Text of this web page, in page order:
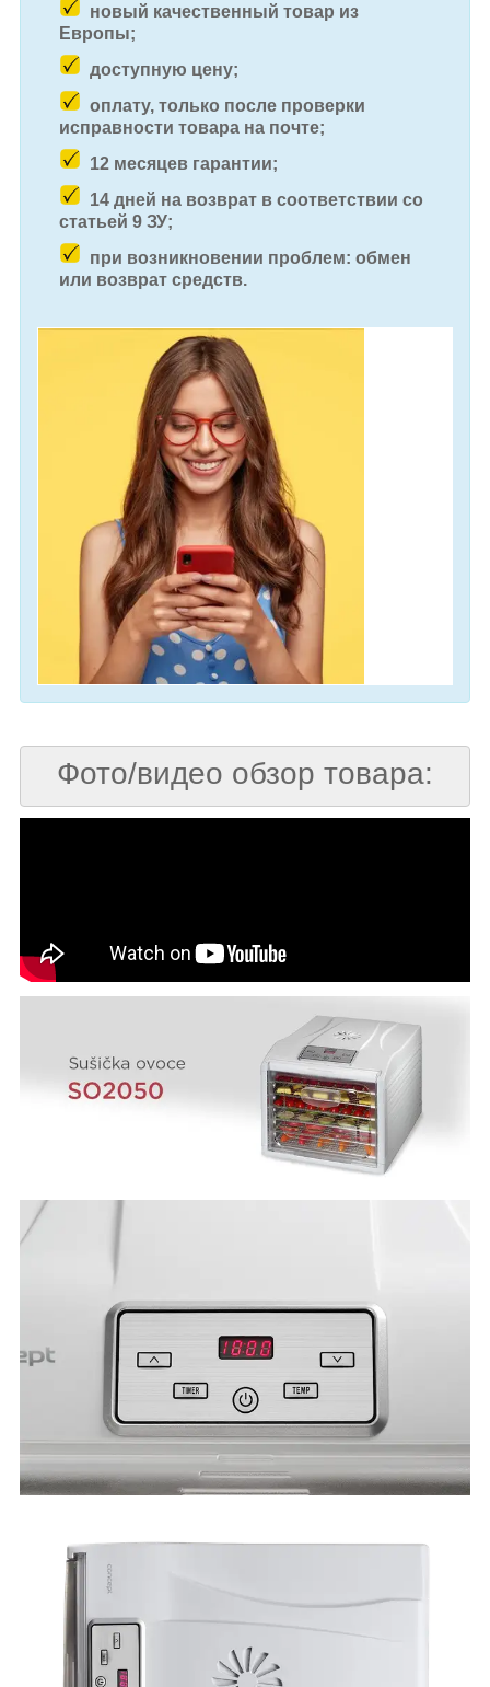
новый качественный товар из
Европы;
доступную цену;
оплату, только после проверки
исправности товара на почте;
12 месяцев гарантии;
14 дней на возврат в соответствии со
статьей 9 ЗУ;
при возникновении проблем: обмен
или возврат средств.
Фото/видео обзор товара: